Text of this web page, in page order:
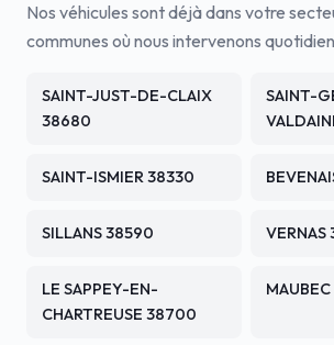
Nos véhicules sont déjà dans votre
communes où nous intervenons
SAINT-JUST-DE-CLAIX
38680
SAINT-
SAINT-ISMIER 38330
SILLANS 38590 VERNAS
LE SAPPEY-EN-
CHARTREUSE 38700